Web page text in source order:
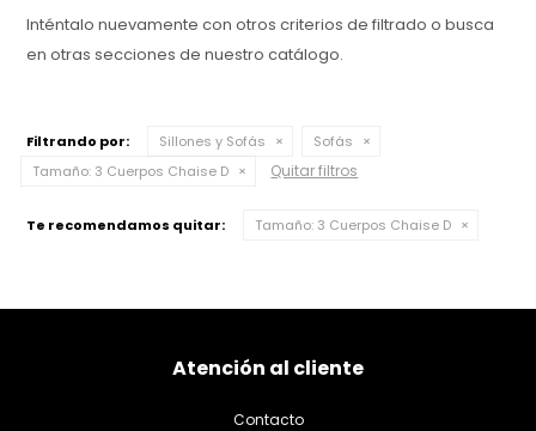
Inténtalo nuevamente con otros criterios de filtrado o busca
en otras secciones de nuestro catálogo.
Filtrando por: Sillones y Sofás
Sofás
Tamaño: 3 Cuerpos Chaise D Quitar filtros
Te recomendamos quitar: Tamaño: 3 Cuerpos Chaise D
Atención al cliente
Contacto